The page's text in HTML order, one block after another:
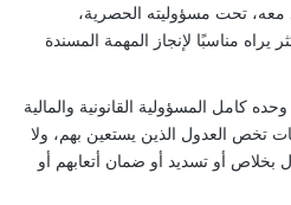
معه، تحت مسؤوليته الحصرية،
يراه مناسبًا لإنجاز المهمة المسندة
كامل المسؤولية القانونية والمالية
العدول الذين يستعين بهم، ولا
بخلاص أو تسديد أو ضمان أتعابهم أو